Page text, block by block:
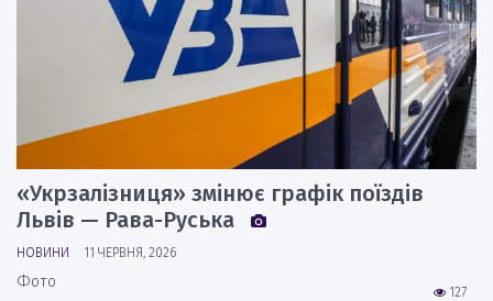
«Укрзалізниця» змінює графік поїздів
Львів — Рава-Руська
НОВИНИ 11 ЧЕРВНЯ, 2026
127
Фото